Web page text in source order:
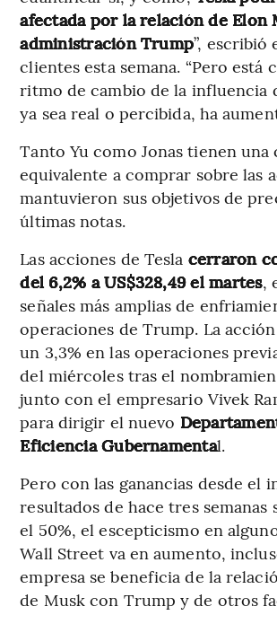
afectada por la relación de Elon
administración Trump”, escribió
clientes esta semana. “Pero está
ritmo de cambio de la influencia
ya sea real o percibida, ha
Tanto Yu como Jonas tienen
equivalente a comprar sobre las
mantuvieron sus objetivos de
últimas notas.
Las acciones de Tesla cerraron
del 6,2% a US$328,49 el martes,
señales más amplias de
operaciones de Trump. La
un 3,3% en las operaciones
del miércoles tras el
junto con el empresario Vivek
para dirigir el nuevo
Eficiencia Gubernamental.
Pero con las ganancias desde el
resultados de hace tres semanas
el 50%, el escepticismo en
Wall Street va en aumento,
empresa se beneficia de la
de Musk con Trump y de otros